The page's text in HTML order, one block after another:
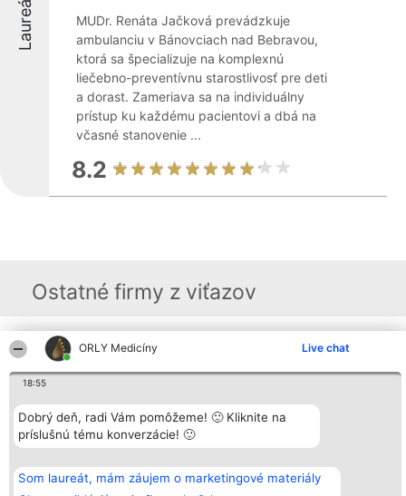
ORLY Medicíny Live chat
18:55
Dobrý deň, radi Vám pomôžeme! 🙂 Kliknite na
príslušnú tému konverzácie! 🙂
Som laureát, mám záujem o marketingové materiály
Laureáti
MUDr. Renáta Jačková prevádzkuje
ambulanciu v Bánovciach nad Bebravou,
ktorá sa špecializuje na komplexnú
liečebno-preventívnu starostlivosť pre deti
a dorast. Zameriava sa na individuálny
prístup ku každému pacientovi a dbá na
včasné stanovenie ...
8.2
Ostatné firmy z viťazov
Organizátor hodnotenia
Bright Side Solutions sp. z o.
o. sp. k.
Wrocław 50-079
KRS 0000749100 | Regon
381313360 | NIP 8943132676
+48 508 492 400
Lista
Laureatów
Podmienky
Obchodné
podmienky
ochrany
Kontakt